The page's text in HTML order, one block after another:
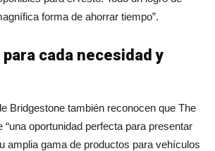
forma de ahorrar tiempo”.
cada necesidad y
Bridgestone también reconocen que The
“una oportunidad perfecta para presentar
amplia gama de productos para vehículos